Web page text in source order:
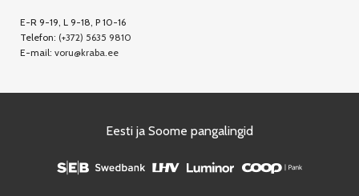
E-R 9-19, L 9-18, P 10-16
Telefon: (+372) 5635 9810
E-mail: voru@kraba.ee
Eesti ja Soome pangalingid